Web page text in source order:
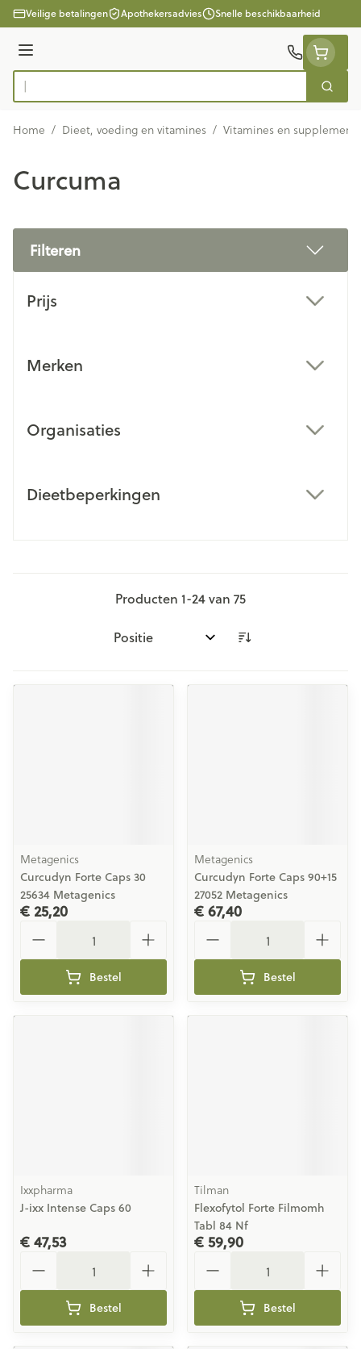
Ga naar de inhoud
Veilige betalingen Apothekersadvies Snelle beschikbaarheid
Menu
Product, merk, categorie...
Zoek
Home / Dieet, voeding en vitamines / Vitamines en
Curcuma
Filteren
Prijs
Merken
Organisaties
Dieetbeperkingen
Producten 1-24van 75
Sorteer op:
Metagenics
Curcudyn Forte Caps 30
25634 Metagenics
€ 25,20
Bestel
Metagenics
Curcudyn Forte Caps 90+15
27052 Metagenics
€ 67,40
Bestel
Ixxpharma
J-ixx Intense Caps 60
€ 47,53
Bestel
Tilman
Flexofytol Forte Filmomh
Tabl 84 Nf
€ 59,90
Bestel